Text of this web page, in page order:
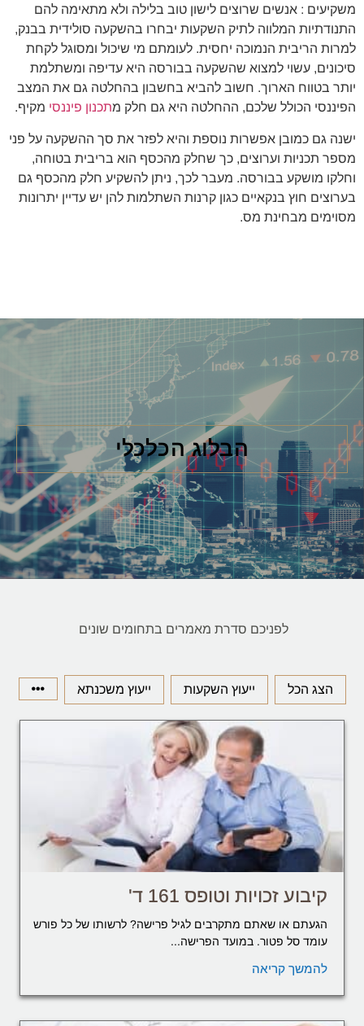
משקיעים : אנשים שרוצים לישון טוב בלילה ולא מתאימה להם
התנודתיות המלווה לתיק השקעות יבחרו בהשקעה סולידית בבנק,
למרות הריבית הנמוכה יחסית. לעומתם מי שיכול ומסוגל לקחת
סיכונים, עשוי למצוא שהשקעה בבורסה היא עדיפה ומשתלמת
יותר בטווח הארוך. חשוב להביא בחשבון בהחלטה גם את המצב
הפיננסי הכולל שלכם, ההחלטה היא גם חלק מתכנון פיננסי מקיף.
ישנה גם כמובן אפשרות נוספת והיא לפזר את סך ההשקעה על פני
מספר תכניות וערוצים, כך שחלק מהכסף הוא בריבית בטוחה,
וחלקו מושקע בבורסה. מעבר לכך, ניתן להשקיע חלק מהכסף גם
בערוצים חוץ בנקאיים כגון קרנות השתלמות להן יש עדיין יתרונות
מסוימים מבחינת מס.
הבלוג הכלכלי
לפניכם סדרת מאמרים בתחומים שונים
הצג הכל ייעוץ השקעות ייעוץ משכנתא
קיבוע זכויות וטופס 161 ד'
הגעתם או שאתם מתקרבים לגיל פרישה? לרשותו של כל פורש
עומד סל פטור. במועד הפרישה...
להמשך קריאה